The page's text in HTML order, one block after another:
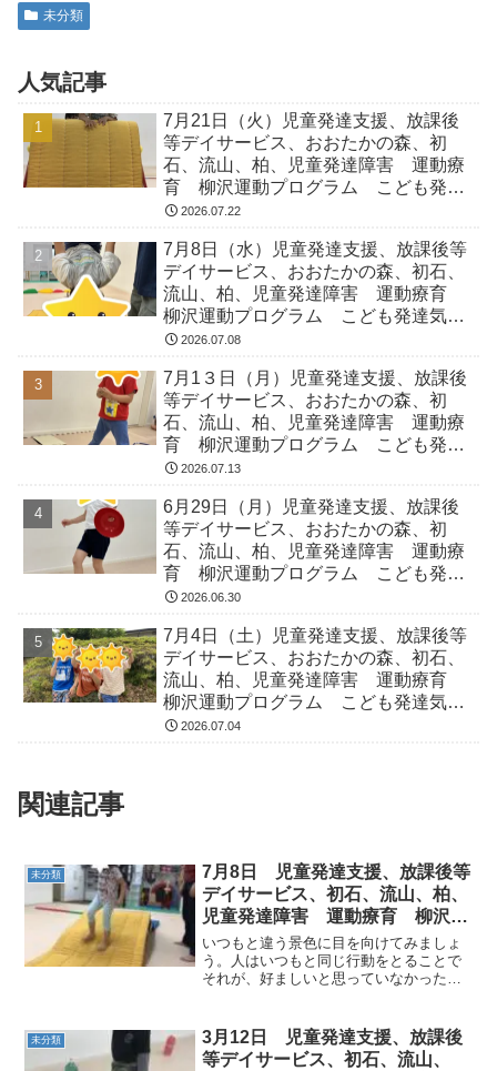
未分類
人気記事
7月21日（火）児童発達支援、放課後
等デイサービス、おおたかの森、初
石、流山、柏、児童発達障害 運動療
育 柳沢運動プログラム こども発達
気になる 発達障害 放デイ 自閉
2026.07.22
7月8日（水）児童発達支援、放課後等
デイサービス、おおたかの森、初石、
流山、柏、児童発達障害 運動療育
柳沢運動プログラム こども発達気に
なる 発達障害 放デイ 自閉症
2026.07.08
7月1３日（月）児童発達支援、放課後
等デイサービス、おおたかの森、初
石、流山、柏、児童発達障害 運動療
育 柳沢運動プログラム こども発達
気になる 発達障害 放デイ 自閉
2026.07.13
6月29日（月）児童発達支援、放課後
等デイサービス、おおたかの森、初
石、流山、柏、児童発達障害 運動療
育 柳沢運動プログラム こども発達
気になる 発達障害 放デイ 自閉
2026.06.30
7月4日（土）児童発達支援、放課後等
デイサービス、おおたかの森、初石、
流山、柏、児童発達障害 運動療育
柳沢運動プログラム こども発達気に
なる 発達障害 放デイ 自閉症
2026.07.04
関連記事
未分類
7月8日 児童発達支援、放課後等
デイサービス、初石、流山、柏、
児童発達障害 運動療育 柳沢運
動プログラム こども発達気にな
る 発達障害 放デ
いつもと違う景色に目を向けてみましょ
う。人はいつもと同じ行動をとることで
それが、好ましいと思っていなかったと
嫌うのでしょう。しかし、時々自分の
「当たり前」が他人には「当...
未分類
3月12日 児童発達支援、放課後
等デイサービス、初石、流山、